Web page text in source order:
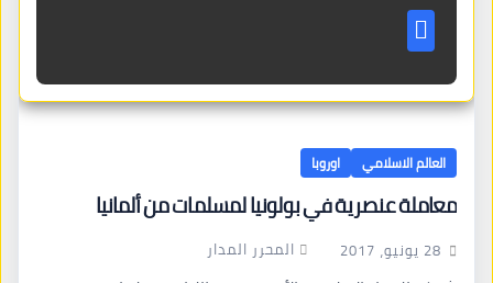
العالم الاسلامي اوروبا
معاملة عنصرية في بولونيا لمسلمات من ألمانيا
28 يونيو، 2017 المحرر المدار